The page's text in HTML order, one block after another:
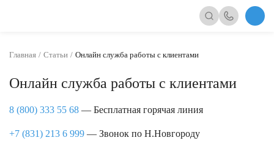
Главная Статьи Онлайн служба работы с клиентами
Онлайн служба работы с клиентами
8 (800) 333 55 68 — Бесплатная горячая линия
+7 (831) 213 6 999 — Звонок по Н.Новгороду